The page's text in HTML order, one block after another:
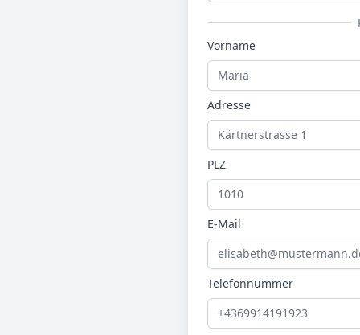
Vorname
Adresse
PLZ
E-Mail
Telefonnummer